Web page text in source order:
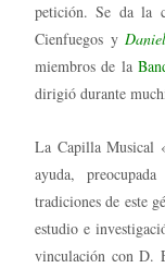
petición. Se da la
Cienfuegos y
miembros de la
dirigió durante
La Capilla Musical
ayuda,
tradiciones de este
estudio e
vinculación con D.